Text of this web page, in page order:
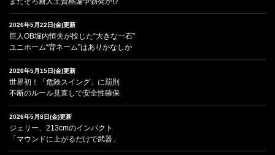
2026年5月22日(金)更新
巨人OB堀内恒夫が投じた“大きな一石”
ユニホーム“背ネーム”はありかなしか
2026年5月15日(金)更新
世界初！「危険スイング」に罰則
不断のルール見直しで安全性確保
2026年5月8日(金)更新
ジェリー、213cmのインパクト
「マウンドに上がるだけで武器」